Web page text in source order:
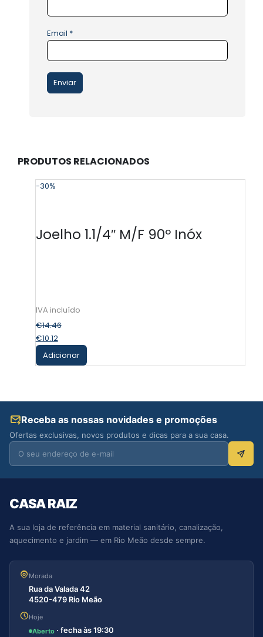
Email *
PRODUTOS RELACIONADOS
-30%
Joelho 1.1/4″ M/F 90º Inóx
€14.46
€10.12
Adicionar
Receba as nossas novidades e promoções
Ofertas exclusivas, novos produtos e dicas para a sua casa.
CASA RAIZ
A sua loja de referência em material sanitário, canalização,
aquecimento e jardim — em Rio Meão desde sempre.
Morada
Rua da Valada 42
4520-479 Rio Meão
Hoje
Aberto · fecha às 19:30